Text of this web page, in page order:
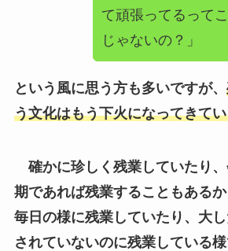
という風に思う方も多いですが、
う文化はもう下火になってきてい
確かに珍しく残業していたり、
仕事の要領が悪いという風